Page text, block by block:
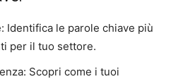
Identifica le parole chiave più
per il tuo settore.
Scopri come i tuoi